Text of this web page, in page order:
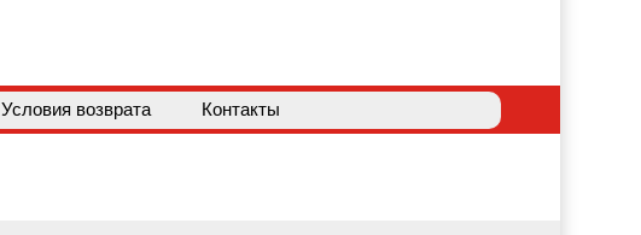
Условия возврата Контакты